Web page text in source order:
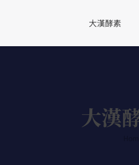
大漢酵素
大漢